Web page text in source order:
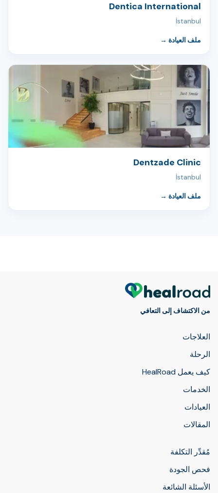
Dentica International
İstanbul
ملف العيادة →
Dentzade Clinic
İstanbul
ملف العيادة →
من الاكتشاف إلى التعافي
العلاجات
الرحلة
كيف يعمل HealRoad
الخدمات
العيادات
المقالات
مُقدِّر التكلفة
فحص الجودة
الأسئلة الشائعة